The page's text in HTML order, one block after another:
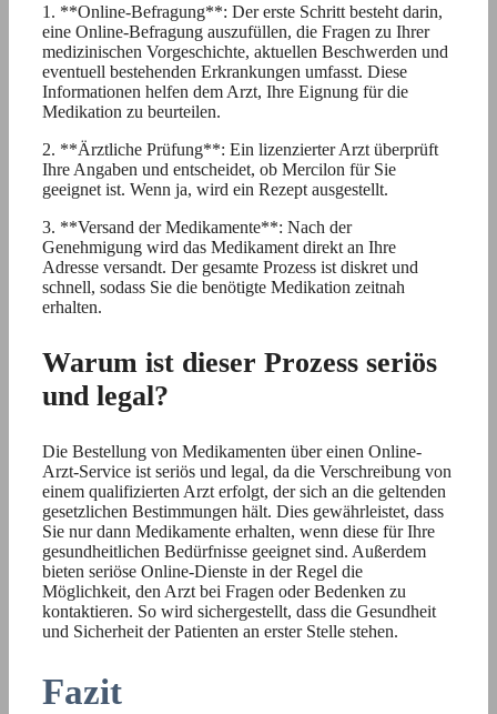
1. **Online-Befragung**: Der erste Schritt besteht darin,
eine Online-Befragung auszufüllen, die Fragen zu Ihrer
medizinischen Vorgeschichte, aktuellen Beschwerden und
eventuell bestehenden Erkrankungen umfasst. Diese
Informationen helfen dem Arzt, Ihre Eignung für die
Medikation zu beurteilen.
2. **Ärztliche Prüfung**: Ein lizenzierter Arzt überprüft
Ihre Angaben und entscheidet, ob Mercilon für Sie
geeignet ist. Wenn ja, wird ein Rezept ausgestellt.
3. **Versand der Medikamente**: Nach der
Genehmigung wird das Medikament direkt an Ihre
Adresse versandt. Der gesamte Prozess ist diskret und
schnell, sodass Sie die benötigte Medikation zeitnah
erhalten.
Warum ist dieser Prozess seriös
und legal?
Die Bestellung von Medikamenten über einen Online-
Arzt-Service ist seriös und legal, da die Verschreibung von
einem qualifizierten Arzt erfolgt, der sich an die geltenden
gesetzlichen Bestimmungen hält. Dies gewährleistet, dass
Sie nur dann Medikamente erhalten, wenn diese für Ihre
gesundheitlichen Bedürfnisse geeignet sind. Außerdem
bieten seriöse Online-Dienste in der Regel die
Möglichkeit, den Arzt bei Fragen oder Bedenken zu
kontaktieren. So wird sichergestellt, dass die Gesundheit
und Sicherheit der Patienten an erster Stelle stehen.
Fazit